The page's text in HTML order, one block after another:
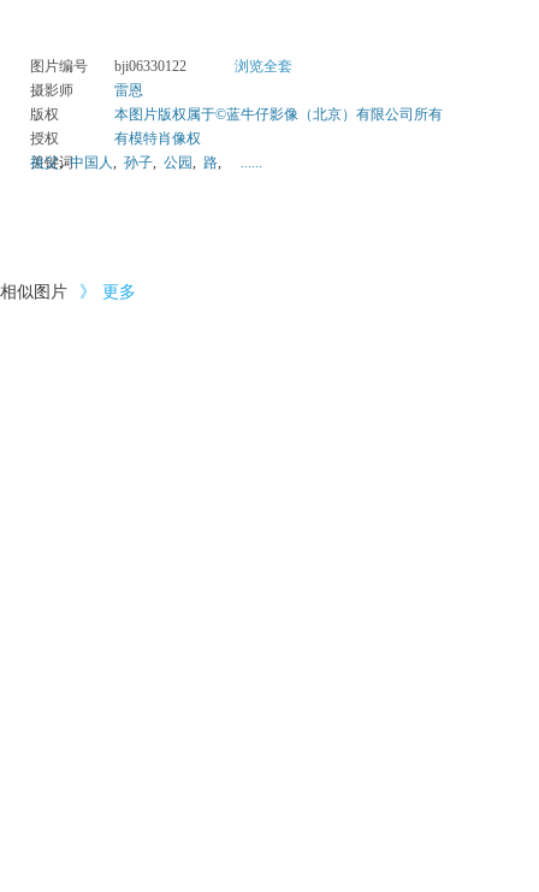
图片编号 bji06330122
浏览全套
摄影师
雷恩
版权
本图片版权属于©蓝牛仔影像（北京）有限公司所有
授权
有模特肖像权
关键词
祖父,中国人, 孙子, 公园, 路, ......
相似图片 》 更多